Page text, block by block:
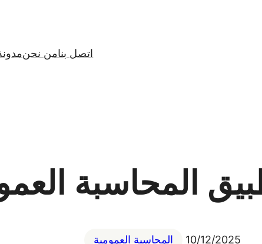
اتصل بنامن نحن
المحاسبة
10/12/2025 المحاسبة العمومية